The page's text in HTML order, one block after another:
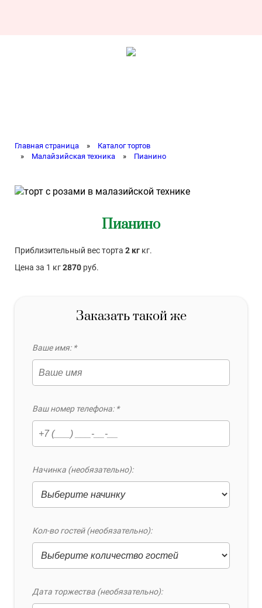
Главная страница »
Каталог тортов
»
Малайзийская техника » Пианино
Пианино
Приблизительный вес торта 2 кг кг.
Цена за 1 кг2870 руб.
Заказать такой же
Ваше имя: *
Ваш номер телефона: *
Начинка (необязательно):
Кол-во гостей (необязательно):
Дата торжества (необязательно):